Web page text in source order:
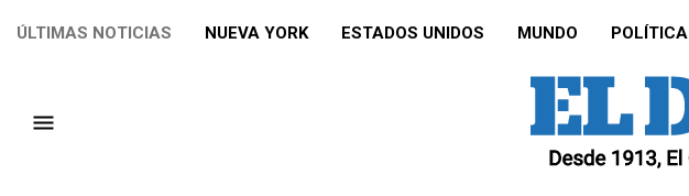
ÚLTIMAS NOTICIAS NUEVA YORK ESTADOS UNIDOS MUNDO POLÍTICA